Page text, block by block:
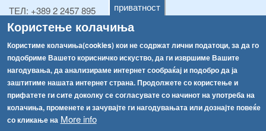
приватност
Користење колачиња
Користиме колачиња(cookies) кои не содржат лични податоци, за да го
подобриме Вашето корисничко искуство, да ги извршиме Вашите
нагодувања, да анализираме интернет сообраќај и подобро да ја
заштитиме нашата интернет страна. Продолжете со користење и
прифатете ги сите доколку се согласувате со начинот на употреба на
колачиња, променете и зачувајте ги нагодувањата или дознајте повеќе
со кликање на More info
ТЕЛ: +389 2 2457 895
ТЕЛ:+389 2 2457 873
Факс:+389 2 2457 893
Факс:+389 2 2457 871
info@fva.gov.mk
[АХВ-претходна страна]
Соопштенија
Република Бугарија ги засили официјалните контроли при увоз на свежо овошје и зеленчук
Навигација
Архива